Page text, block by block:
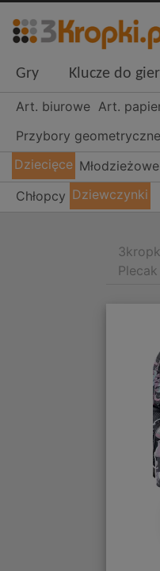
Gry Klucze do gier
Art. biurowe Art.
Przybory geometryczne
Dziecięce Młodzieżowe
Chłopcy Dziewczynki